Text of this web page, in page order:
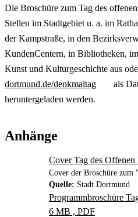
Die Broschüre zum Tag des
Stellen im Stadtgebiet u. a. im
der Kampstraße, in den
KundenCentern, in Bibliotheken,
Kunst und Kulturgeschichte aus
dortmund.de/denkmaltag
als
heruntergeladen werden.
Anhänge
Cover Tag des
Cover der Broschüre zum
Quelle: Stadt Dortmund
Programmbroschüre
6 MB , PDF